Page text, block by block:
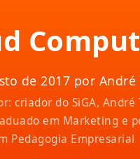
de 2017 por André
criador do SiGA, André
em Marketing e
Pedagogia Empresarial